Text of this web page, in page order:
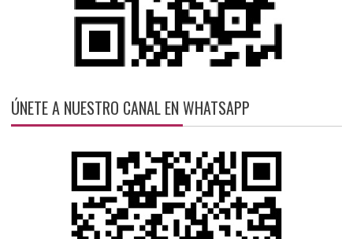
ÚNETE A NUESTRO CANAL EN WHATSAPP